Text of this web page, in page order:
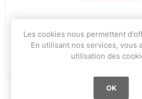
i
AJOUTER AU
Les cookies nous permettent
En utilisant nos services, vous
utilisation des
OK